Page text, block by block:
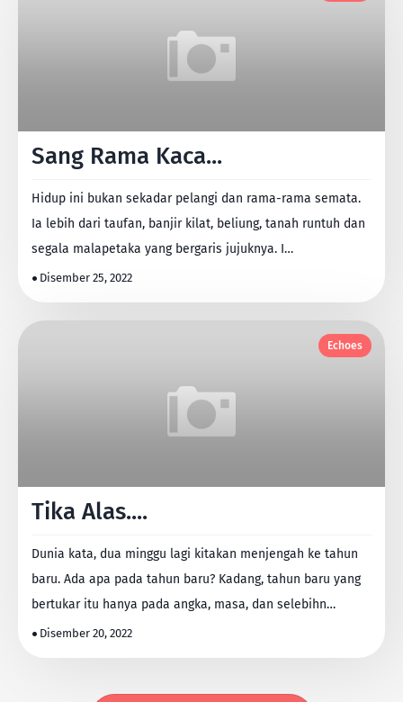
Sang Rama Kaca...
Hidup ini bukan sekadar pelangi dan rama-rama semata.
Ia lebih dari taufan, banjir kilat, beliung, tanah runtuh dan
segala malapetaka yang bergaris jujuknya. I…
Disember 25, 2022
Echoes
Tika Alas....
Dunia kata, dua minggu lagi kitakan menjengah ke tahun
baru. Ada apa pada tahun baru? Kadang, tahun baru yang
bertukar itu hanya pada angka, masa, dan selebihn…
Disember 20, 2022